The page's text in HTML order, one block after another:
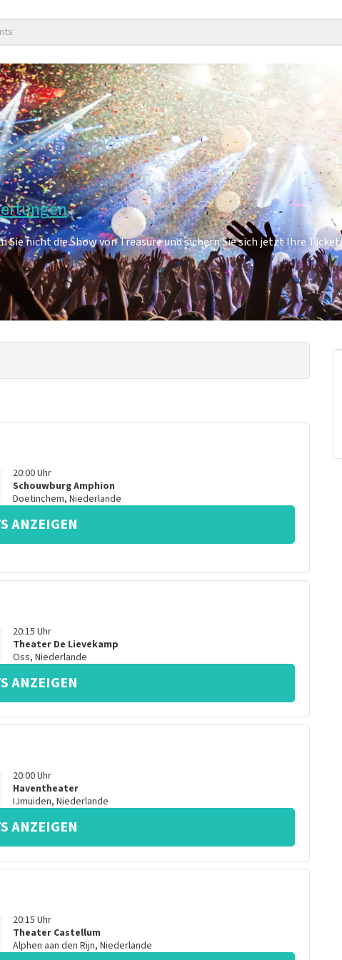
nicht die Show von Treasure und sichern Sie sich jetzt Ihre
20:00Uhr
Schouwburg Amphion
Doetinchem, Niederlande
ANZEIGEN
20:15 Uhr
Theater De Lievekamp
Oss, Niederlande
ANZEIGEN
20:00Uhr
Haventheater
IJmuiden, Niederlande
ANZEIGEN
20:15 Uhr
Theater Castellum
Alphen aan den Rijn, Niederlande